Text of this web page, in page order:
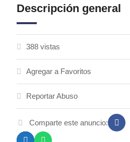
Descripción general
388 vistas
Agregar a Favoritos
Reportar Abuso
Comparte este anuncio: